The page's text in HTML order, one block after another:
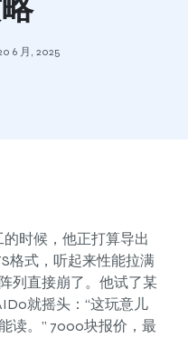
6 月, 2025
时候，他正打算导出
格式，听起来性能拉满
列直接崩了。他试了某
就摇头：“这玩意儿
读。” 7000块报价，最